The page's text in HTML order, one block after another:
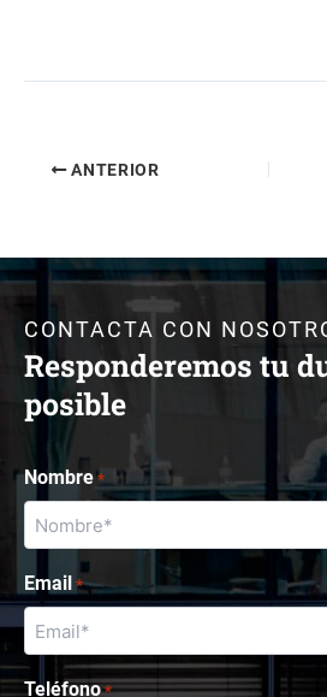
ANTERIOR
CONTACTA CON
Responderemos tu
posible
Nombre *
Email *
Teléfono *